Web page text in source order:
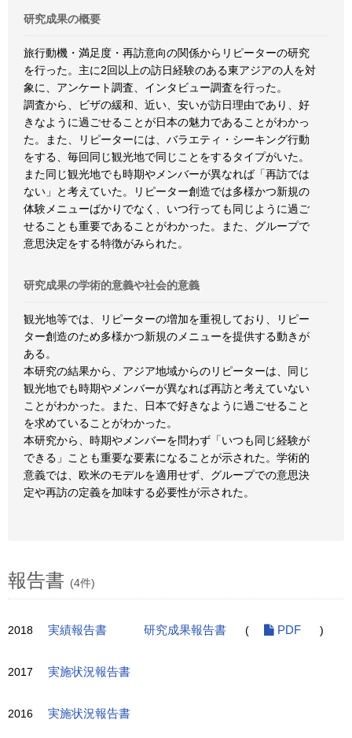
研究成果の概要
旅行動機・満足度・再訪意向の関係からリピーターの研究
を行った。主に2回以上の訪日経験のある東アジアの人を対
象に、アンケート調査、インタビュー調査を行った。
調査から、ビザの緩和、近い、安いが訪日理由であり、好
きなように過ごせることが日本の魅力であることがわかっ
た。また、リピーターには、バラエティ・シーキング行動
をする、毎回同じ観光地で同じことをするタイプがいた。
また同じ観光地でも時期やメンバーが異なれば「再訪では
ない」と考えていた。リピーター創造では多様かつ新規の
体験メニューばかりでなく、いつ行っても同じように過ご
せることも重要であることがわかった。また、グループで
意思決定をする特徴がみられた。
研究成果の学術的意義や社会的意義
観光地等では、リピーターの増加を重視しており、リピー
ター創造のため多様かつ新規のメニューを提供する動きが
ある。
本研究の結果から、アジア地域からのリピーターは、同じ
観光地でも時期やメンバーが異なれば再訪と考えていない
ことがわかった。また、日本で好きなように過ごせること
を求めていることがわかった。
本研究から、時期やメンバーを問わず「いつも同じ経験が
できる」ことも重要な要素になることが示された。学術的
意義では、欧米のモデルを適用せず、グループでの意思決
定や再訪の定義を加味する必要性が示された。
報告書 (4件)
2018 実績報告書 研究成果報告書 ( PDF )
2017 実施状況報告書
2016 実施状況報告書